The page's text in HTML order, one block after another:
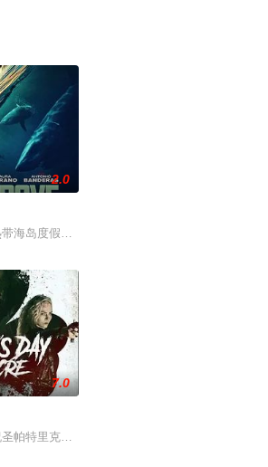
压榨他的身体，也持续点
之疽，死咬着目标一路追杀而来。为了护住身世
。然而萨迦的喜悦被一股令人发寒的疑惧笼罩
2.0
海岛度假，计划在碧蓝海域中体验刺激的鲨鱼
学
的孩子生父特洛伊突然现身，邀请她前往自家偏
当夜五人全员离奇失踪，杳无踪迹。这就是他们
7.0
帕特里克节的旅行中，四个朋友同意在一个废